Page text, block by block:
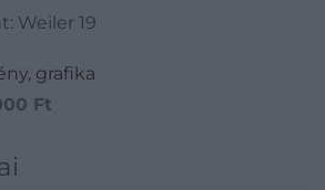
Weiler 19
grafika
Ft